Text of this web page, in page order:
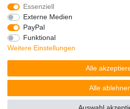
Essenziell
Externe Medien
PayPal
Funktional
Weitere Einstellungen
Alle
Alle
die Batterie nicht in den Hausmüll
Pb = Batterie enthält mehr als 0,004
Cd = Batterie enthält mehr als
Cadmium
Hg = Batterie enthält mehr als
Bitte beachten Sie die